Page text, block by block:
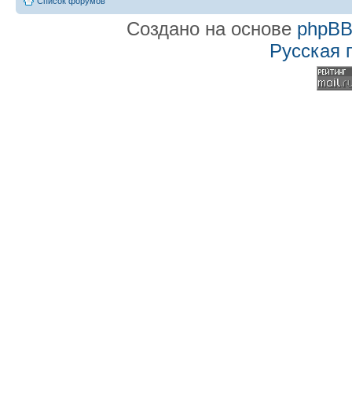
Создано на основе phpBB
Русская